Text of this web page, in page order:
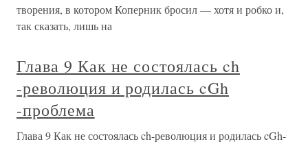
творения, в котором Коперник бросил — хотя и робко и,
так сказать, лишь на
Глава 9 Как не состоялась ch
-революция и родилась cGh
-проблема
Глава 9 Как не состоялась ch-революция и родилась cGh-